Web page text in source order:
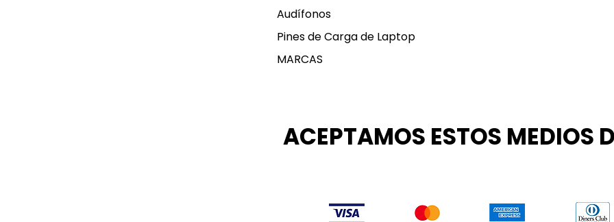
Audífonos
Pines de Carga de Laptop
MARCAS
ACEPTAMOS ESTOS MEDIOS